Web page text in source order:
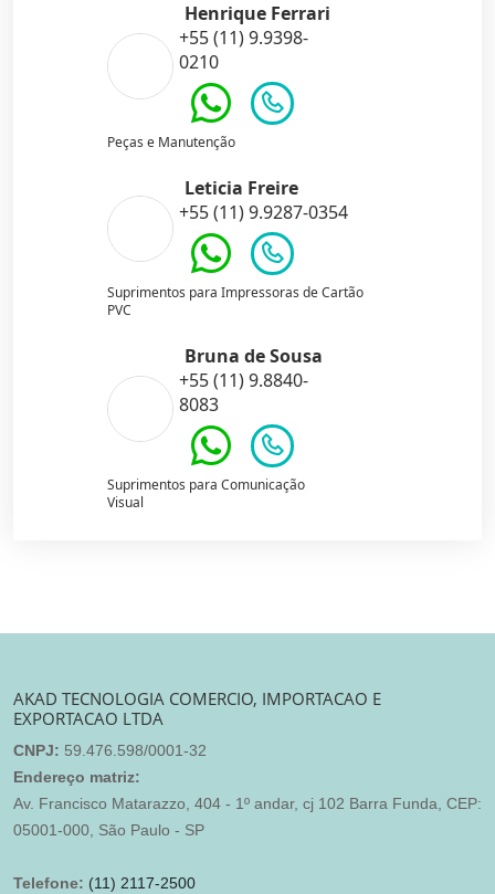
Henrique Ferrari
+55 (11) 9.9398-
0210
Peças e Manutenção
Leticia Freire
+55 (11) 9.9287-0354
Suprimentos para Impressoras de Cartão
PVC
Bruna de Sousa
+55 (11) 9.8840-
8083
Suprimentos para Comunicação
Visual
AKAD TECNOLOGIA COMERCIO, IMPORTACAO E
EXPORTACAO LTDA
CNPJ: 59.476.598/0001-32
Endereço matriz:
Av. Francisco Matarazzo, 404 - 1º andar, cj 102 Barra Funda, CEP:
05001-000, São Paulo - SP
Telefone: (11) 2117-2500